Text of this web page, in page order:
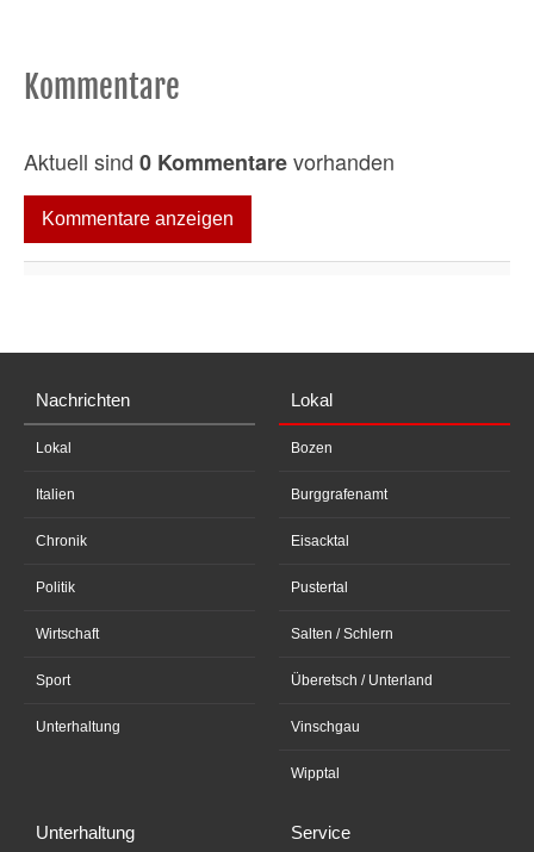
Kommentare
Aktuell sind 0 Kommentarevorhanden
Kommentare anzeigen
Nachrichten
Lokal
Italien
Chronik
Politik
Wirtschaft
Sport
Unterhaltung
Lokal
Bozen
Burggrafenamt
Eisacktal
Pustertal
Salten / Schlern
Überetsch / Unterland
Vinschgau
Wipptal
Unterhaltung Service